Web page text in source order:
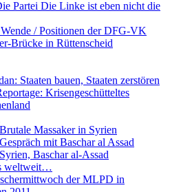
Partei Die Linke ist eben nicht die
/ Positionen der DFG-VK
Brücke in Rüttenscheid
Staaten bauen, Staaten zerstören
Krisengeschütteltes
Brutale Massaker in Syrien
Gespräch mit Baschar al Assad
Syrien, Baschar al-Assad
weltweit…
der MLPD in